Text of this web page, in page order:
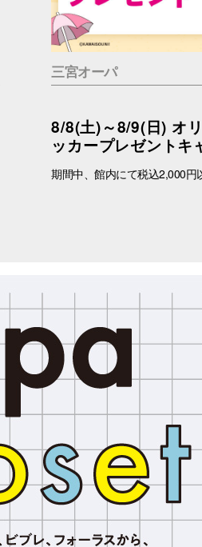
三宮オーパ
8/8(土)～8/9(日) オ
ッカープレゼントキ